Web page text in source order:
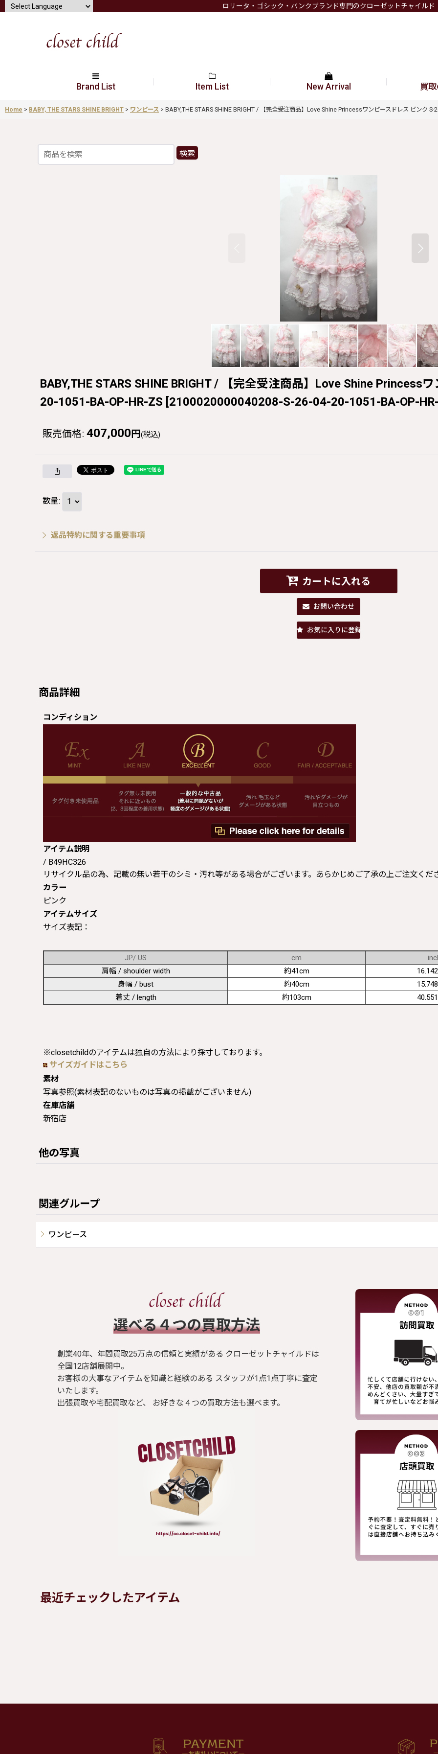
ロリータ・ゴシック・パンクブランド専門のクローゼットチャイルド
Brand List Item List New Arrival 買
Home > BABY, THE STARS SHINE BRIGHT > ワンピース > BABY,THE STARS SHINE BRIGHT / 【完全受注商品】Love Shine Princessワンピースドレス ピンク S-
検索
BABY,THE STARS SHINE BRIGHT / 【完全受注商品】Love Shine Princess
20-1051-BA-OP-HR-ZS [2100020000040208-S-26-04-20-1051-BA-OP-
販売価格: 407,000 円 (税込)
数量:
返品特約に関する重要事項
カートに入れる
お問い合わせ
お気に入りに登録
商品詳細
コンディション
アイテム説明
/ B49HC326
リサイクル品の為、記載の無い若干のシミ・汚れ等がある場合がございます。あらかじめご了承の上ご注文くだ
カラー
ピンク
アイテムサイズ
サイズ表記：
JP/ US cm
肩幅 / shoulder width
約41cm
身幅 / bust
約40cm
着丈 / length
約103cm
※closetchildのアイテムは独自の方法により採寸しております。
サイズガイドはこちら
素材
写真参照(素材表記のないものは写真の掲載がございません)
在庫店舗
新宿店
他の写真
関連グループ
ワンピース
​選べる４つの買取方法
創業40年、年間買取25万点の信頼と実績がある クローゼットチャイルドは
全国12店舗展開中。
お客様の大事なアイテムを知識と経験のある スタッフが1点1点丁寧に査定
いたします。
出張買取や宅配買取など、 お好きな４つの買取方法も選べます。
最近チェックしたアイテム